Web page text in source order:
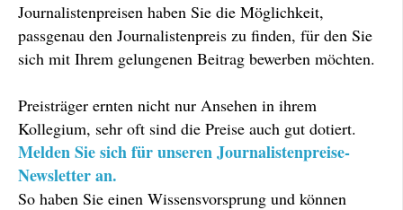
Journalistenpreisen haben Sie die Möglichkeit,
passgenau den Journalistenpreis zu finden, für den Sie
sich mit Ihrem gelungenen Beitrag bewerben möchten.
Preisträger ernten nicht nur Ansehen in ihrem
Kollegium, sehr oft sind die Preise auch gut dotiert.
Melden Sie sich für unseren Journalistenpreise-
Newsletter an.
So haben Sie einen Wissensvorsprung und können